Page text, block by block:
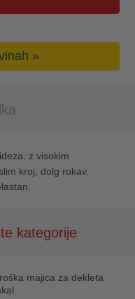
»
z visokim
kroj, dolg rokav.
kategorije
majica za dekleta